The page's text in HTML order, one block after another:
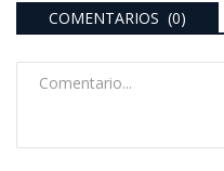
COMENTARIOS (0)